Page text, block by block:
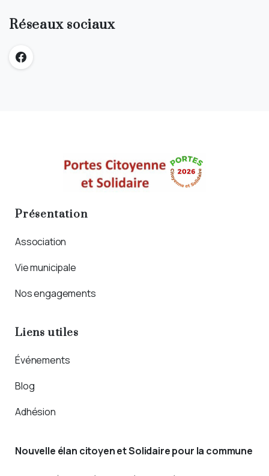
Réseaux sociaux
Présentation
Association
Vie municipale
Nos engagements
Liens utiles
Événements
Blog
Adhésion
Nouvelle élan citoyen et Solidaire pour la commune